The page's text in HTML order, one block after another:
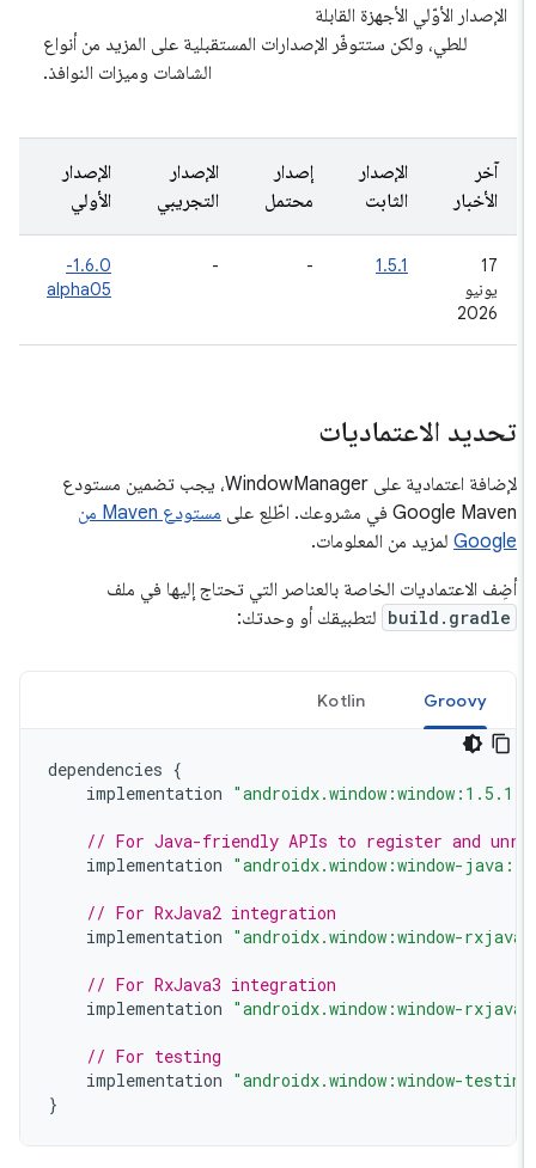
الإصدار الأوّلي الأجهزة القابلة
للطي، ولكن ستتوفّر الإصدارات المستقبلية على المزيد من أنواع
الشاشات وميزات النوافذ.
آخر
الأخبار
الإصدار
الثابت
إصدار
محتمل
الإصدار
التجريبي
الإصدار
الأولي
‫17
يونيو
2026
1.5.1
1.6.0-
alpha05
تحديد الاعتماديات
لإضافة اعتمادية على WindowManager، يجب تضمين مستودع
Google Maven في مشروعك. اطّلِع على
مستودع Maven من
Googleلمزيد من المعلومات.
أضِف الاعتماديات الخاصة بالعناصر التي تحتاج إليها في ملف
build.gradle لتطبيقك أو وحدتك:
Groovy
Kotlin
dependencies
implementation "androidx.window:window:1.5.1"
// For Java-friendly APIs to register and
implementation "androidx.window:window-
// For RxJava2 integration
implementation "androidx.window:window-
// For RxJava3 integration
implementation "androidx.window:window-
// For testing
implementation "androidx.window:window-